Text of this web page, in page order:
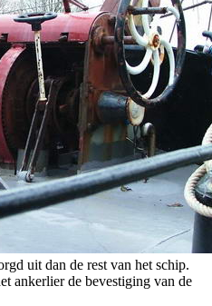
uit dan de rest van het schip.
ankerlier de bevestiging van de